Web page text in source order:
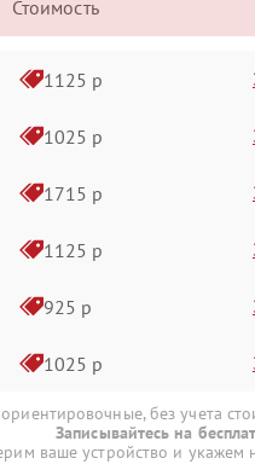
Стоимость
1125 р
1025 р
1715 р
1125 р
925 р
1025 р
без учета
Записывайтесь на
ваше устройство и укажем